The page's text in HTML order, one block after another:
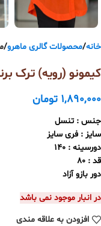
خانه محصولات گالری ماهرو
کیمونو (رویه) ترک
1,890,000 تومان
جنس : تنسل
سایز : فری سایز
دورسینه : 140
قد : 80
دور بازو آزاد
در انبار موجود نمی باشد
افزودن به علاقه مندی